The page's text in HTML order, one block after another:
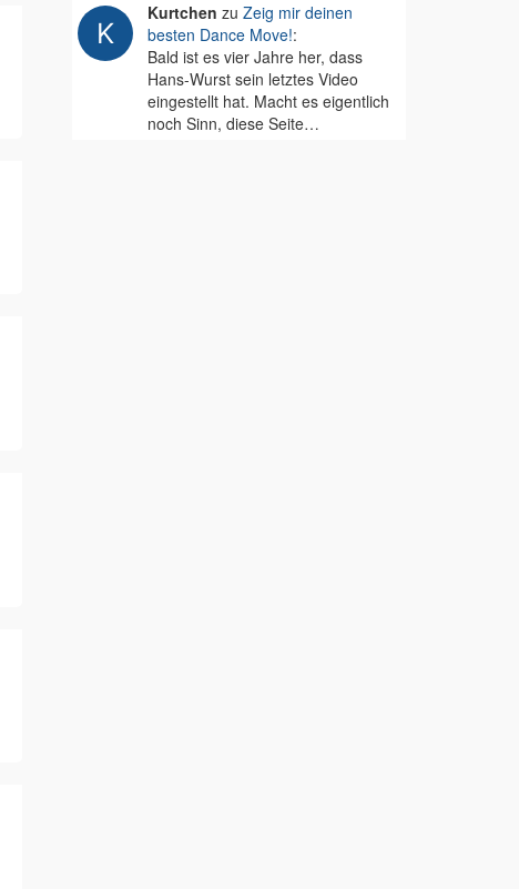
Kurtchen zu Zeig mir deinen
besten Dance Move!:
Bald ist es vier Jahre her, dass
Hans-Wurst sein letztes Video
eingestellt hat. Macht es eigentlich
noch Sinn, diese Seite…